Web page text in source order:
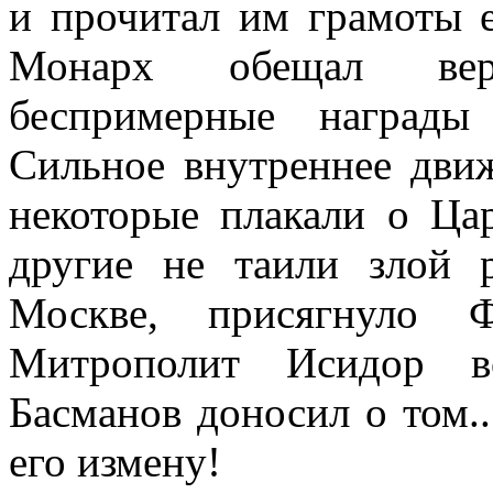
и прочитал им грамоты
Монарх обещал
беспримерные
Сильное внутреннее
некоторые плакали о
другие не таили злой
Москве, присягнуло
Митрополит Исидор
Басманов доносил о
его измену!